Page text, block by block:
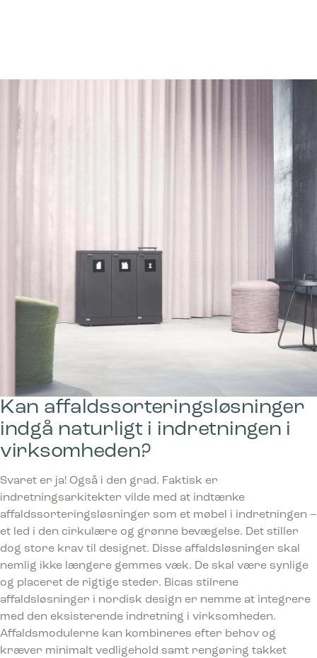
Kan affaldssorterings­løsninger
indgå naturligt i indretningen i
virksomheden?
Svaret er ja! Også i den grad. Faktisk er
indretningsarkitekter vilde med at indtænke
affaldssorteringsløsninger som et møbel i indretningen –
et led i den cirkulære og grønne bevægelse. Det stiller
dog store krav til designet. Disse affaldsløsninger skal
nemlig ikke længere gemmes væk. De skal være synlige
og placeret de rigtige steder. Bicas stilrene
affaldsløsninger i nordisk design er nemme at integrere
med den eksisterende indretning i virksomheden.
Affaldsmodulerne kan kombineres efter behov og
kræver minimalt vedligehold samt rengøring takket